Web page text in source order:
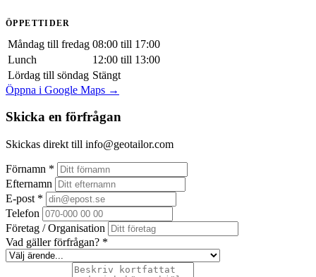
ÖPPETTIDER
Måndag till fredag 08:00 till 17:00
Lunch
12:00 till 13:00
Lördag till söndag Stängt
Öppna i Google Maps →
Skicka en förfrågan
Skickas direkt till info@geotailor.com
Förnamn *
Efternamn
E-post *
Telefon
Företag / Organisation
Vad gäller förfrågan? *